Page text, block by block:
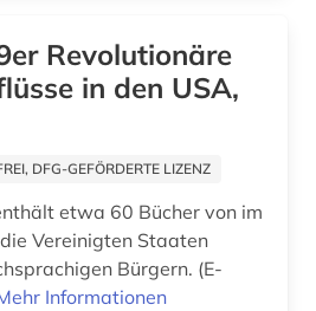
(1)
bartensleben <familie> (1)
Revolutionäre
in den USA,
DFG-GEFÖRDERTE LIZENZ
etwa 60 Bücher von im
Vereinigten Staaten
Bürgern. (E-
Informationen